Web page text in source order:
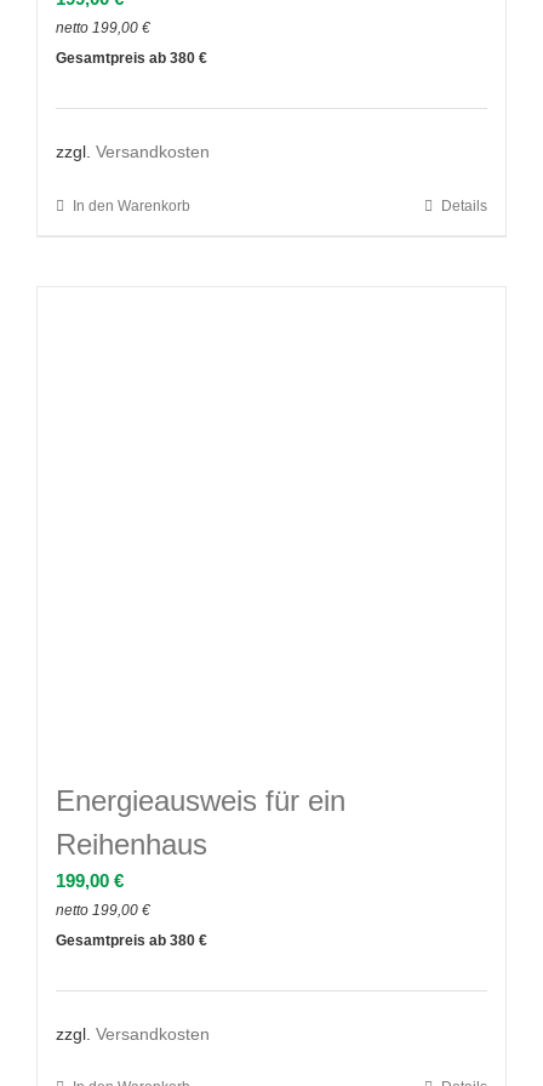
netto 199,00 €
380
zzgl. Versandkosten
In den Warenkorb Details
Energieausweis für ein
Reihenhaus
199,00 €
netto 199,00 €
380
zzgl. Versandkosten